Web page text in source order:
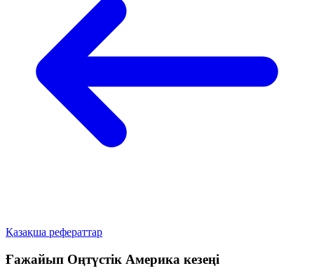
Қазақша рефераттар
Ғажайып Оңтүстік Америка кезеңі